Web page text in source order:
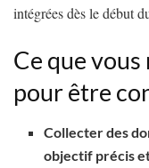
intégrées dès le début
Ce que
pour être
Collecter des
objectif précis